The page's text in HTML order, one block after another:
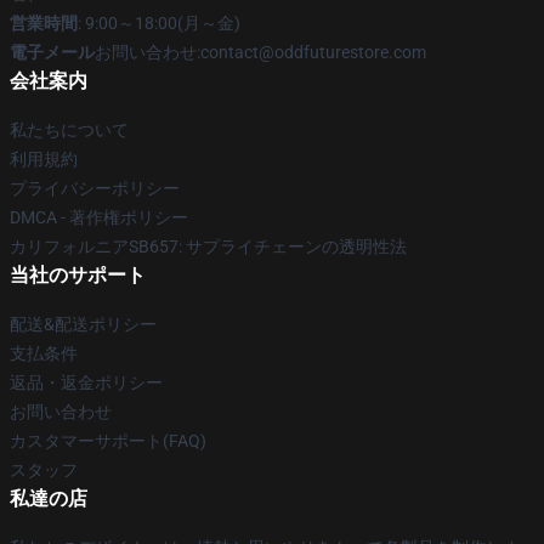
営業時間: 9:00～18:00(月～金)
電子メールお問い合わせ:contact@oddfuturestore.com
会社案内
私たちについて
利用規約
プライバシーポリシー
DMCA - 著作権ポリシー
カリフォルニアSB657: サプライチェーンの透明性法
当社のサポート
配送&配送ポリシー
支払条件
返品・返金ポリシー
お問い合わせ
カスタマーサポート(FAQ)
スタッフ
私達の店